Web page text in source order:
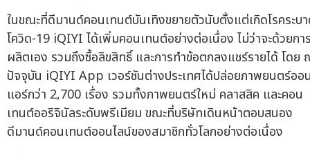
ในขณะที่ดีมานด์คอนเทนต์บันเทิงขยายตัวนับตั้งแต่เกิดโรคระบ
โควิด-19 iQIYI ได้เพิ่มคอนเทนต์อย่างต่อเนื่อง ไม่ว่าจะด้วยกา
ผลิตเอง รวมถึงซื้อลิขสิทธิ์ และการทำข้อตกลงแชร์รายได้ โดย
ปัจจุบัน iQIYI App เวอร์ชันต่างประเทศได้ปล่อยภาพยนตร์ออ
แอร์กว่า 2,700 เรื่อง รวมทั้งภาพยนตร์ใหม่ คลาสสิค และคอน
เทนต์ออริจินัลระดับพรีเมียม ขณะที่บริษัทเดินหน้าตอบสนอง
ดีมานด์คอนเทนต์ออนไลน์ของสมาชิกทั่วโลกอย่างต่อเนื่อง